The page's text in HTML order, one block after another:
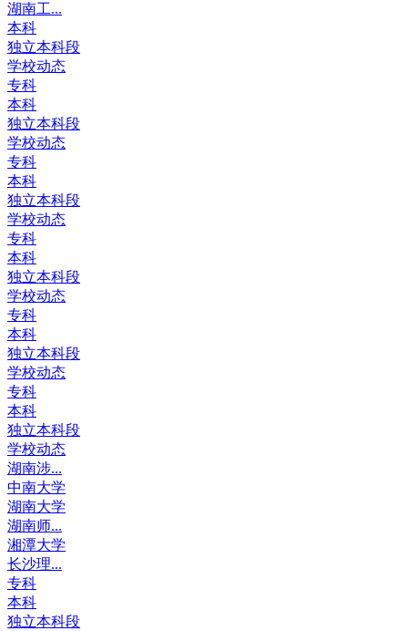
湖南工...
本科
独立本科段
学校动态
专科
本科
独立本科段
学校动态
专科
本科
独立本科段
学校动态
专科
本科
独立本科段
学校动态
专科
本科
独立本科段
学校动态
专科
本科
独立本科段
学校动态
湖南涉...
中南大学
湖南大学
湖南师...
湘潭大学
长沙理...
专科
本科
独立本科段